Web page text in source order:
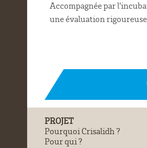
Accompagnée par
une évaluation
PROJET
Pourquoi Crisalidh ?
Pour qui ?